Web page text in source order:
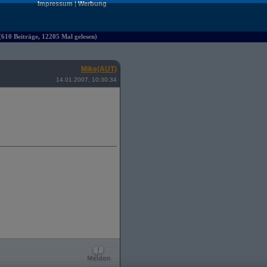
Impressum|Werbung
Beiträge, 12205 Mal gelesen)
Mike(AUT)
14.01.2007, 10:30:34